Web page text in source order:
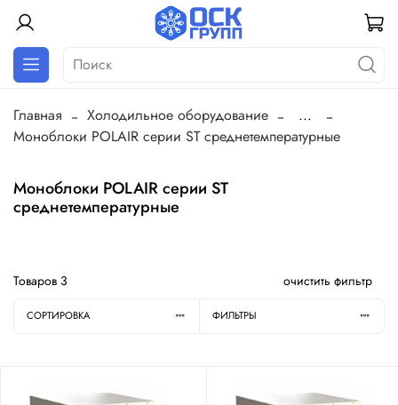
Главная Холодильное оборудование
...
Моноблоки POLAIR серии ST среднетемпературные
Моноблоки POLAIR серии ST
среднетемпературные
Товаров 3 очистить фильтр
СОРТИРОВКА ФИЛЬТРЫ